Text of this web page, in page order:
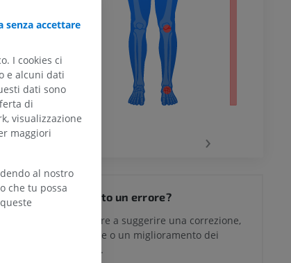
›
Hai notato un errore?
Non esitare a suggerire una correzione,
traduzione o un miglioramento dei
contenuti.
senza accettare
I cookies ci
e alcuni dati
dati sono
di
visualizzazione
maggiori
al nostro
che tu possa